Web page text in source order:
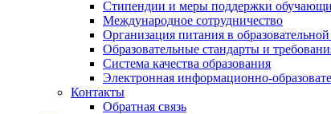
Стипендии и меры поддержки
Международное сотрудничество
Организация питания в
Образовательные стандарты и
Система качества образования
Электронная информационно-
Контакты
Обратная связь